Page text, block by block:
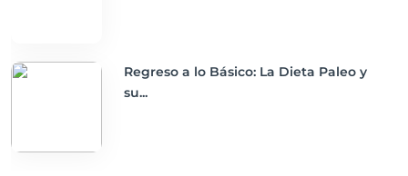
Regreso a lo Básico: La Dieta Paleo y
su...